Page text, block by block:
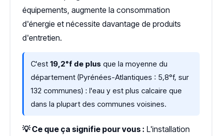
équipements, augmente la consommation
d'énergie et nécessite davantage de produits
d'entretien.
C'est 19,2°f de plus que la moyenne du
département (Pyrénées-Atlantiques : 5,8°f, sur
132 communes) : l'eau y est plus calcaire que
dans la plupart des communes voisines.
💡 Ce que ça signifie pour vous : L'installation